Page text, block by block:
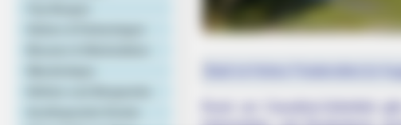
The Joint Pain Breakthrough Everyone's